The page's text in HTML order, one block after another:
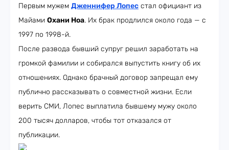
Первым мужем Дженнифер Лопес стал официант из
Майами Охани Ноа. Их брак продлился около года — с
1997 по 1998-й.
После развода бывший супруг решил заработать на
громкой фамилии и собирался выпустить книгу об их
отношениях. Однако брачный договор запрещал ему
публично рассказывать о совместной жизни. Если
верить СМИ, Лопес выплатила бывшему мужу около
200 тысяч долларов, чтобы тот отказался от
публикации.